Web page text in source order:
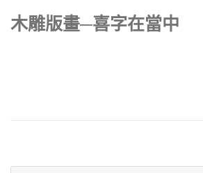
木雕版畫─喜字在當中